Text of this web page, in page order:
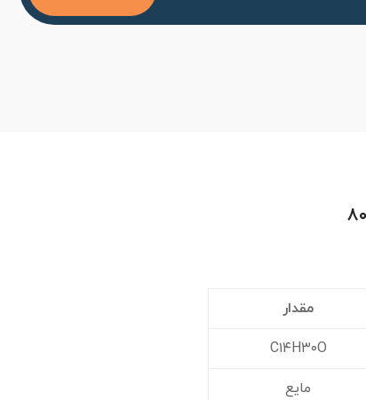
مقدار
C۱۴H۳۰O
مایع